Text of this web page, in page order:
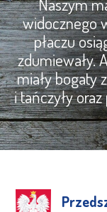
widocznego
płaczu
zdumiewały.
miały bogaty
i tańczyły